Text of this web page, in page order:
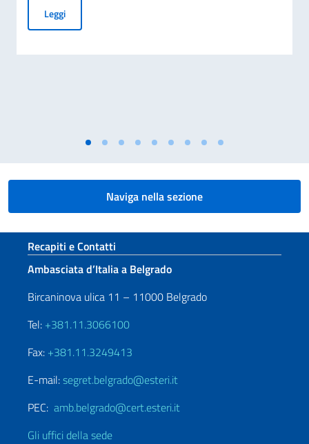
LeggiPUBBLICAZIONE BANDO BALCANI 2026: CONTRIBUTI A
Naviga nella sezione
Sezione footer
Recapiti e Contatti
Ambasciata d’Italia a Belgrado
Bircaninova ulica 11 – 11000 Belgrado
Tel: +381.11.3066100
Fax: +381.11.3249413
E-mail:segret.belgrado@esteri.it
PEC: amb.belgrado@cert.esteri.it
Gli uffici della sede